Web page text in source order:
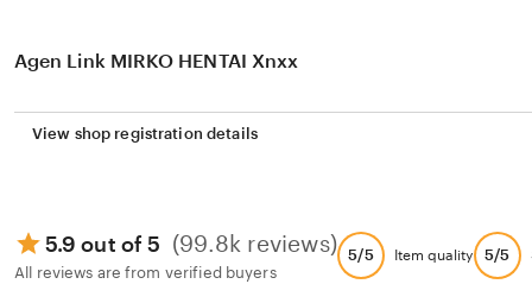
Agen Link MIRKO HENTAI Xnxx
View shop registration details
5.9 out of 5 (99.8k reviews)
All reviews are from verified buyers
5/5 Item quality 5/5